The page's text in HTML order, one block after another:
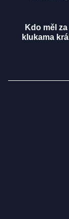
Kdo měl
klukama